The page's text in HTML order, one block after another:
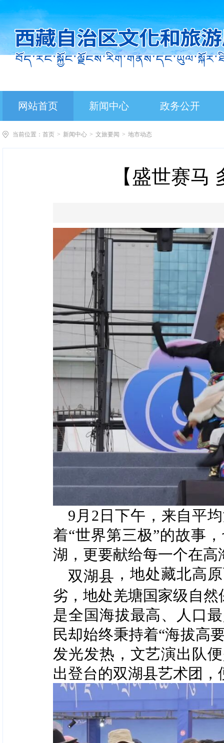
网站首页 新闻中心 政务公开
当前位置： 首页 > 新闻中心 > 文旅要闻 > 地市动态
【盛世赛马
9月2日下午，来自平
着“世界第三极”的故事
湖，更要献给每一个在高
双湖县 ，地处藏北高
劣，地处羌塘国家级自
是全国海拔最高、人口
民却始终秉持着“海拔高
发光发热，文艺演出队
出登台的双湖县艺术团，